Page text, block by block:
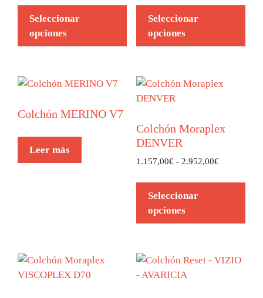
Seleccionar
opciones
Seleccionar
opciones
Colchón MERINO V7
Leer más
Colchón Moraplex
DENVER
1.157,00€ - 2.952,00€
Seleccionar
opciones